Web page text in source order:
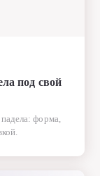
под свой
форма,